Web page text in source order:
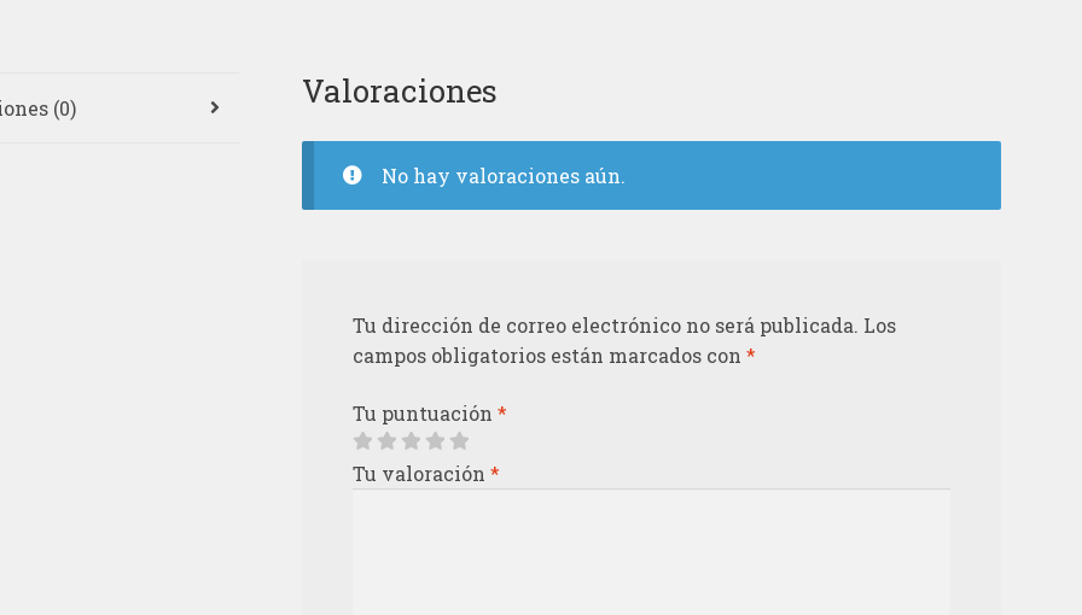
(0) Valoraciones
No hay valoraciones aún.
Tu dirección de correo electrónico no será publicada. Los
campos obligatorios están marcados con*
Tu puntuación*
Tu valoración*